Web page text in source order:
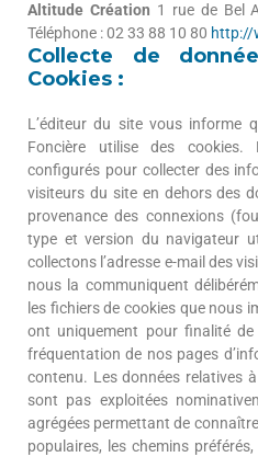
Altitude Création 1 rue de Bel
Téléphone : 02 33 88 10 80 http://
Collecte de
Cookies :
L’éditeur du site vous informe
Foncière utilise des
configurés pour collecter des
visiteurs du site en dehors des
provenance des connexions
type et version du navigateur
collectons l’adresse e-mail des
nous la communiquent
les fichiers de cookies que nous
ont uniquement pour finalité de
fréquentation de nos pages
contenu. Les données relatives
sont pas exploitées
agrégées permettant de
populaires, les chemins